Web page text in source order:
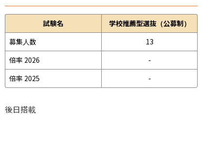
試験名
学校推薦型選抜（公募制）
募集人数
13
倍率 2026
-
倍率 2025
-
後日搭載